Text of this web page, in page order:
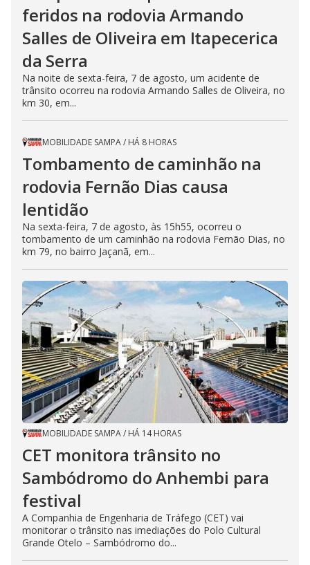
feridos na rodovia Armando
Salles de Oliveira em Itapecerica
da Serra
Na noite de sexta-feira, 7 de agosto, um acidente de
trânsito ocorreu na rodovia Armando Salles de Oliveira, no
km 30, em...
MOBILIDADE SAMPA/ HÁ 8 HORAS
Tombamento de caminhão na
rodovia Fernão Dias causa
lentidão
Na sexta-feira, 7 de agosto, às 15h55, ocorreu o
tombamento de um caminhão na rodovia Fernão Dias, no
km 79, no bairro Jaçanã, em...
MOBILIDADE SAMPA/ HÁ 14 HORAS
CET monitora trânsito no
Sambódromo do Anhembi para
festival
A Companhia de Engenharia de Tráfego (CET) vai
monitorar o trânsito nas imediações do Polo Cultural
Grande Otelo – Sambódromo do...